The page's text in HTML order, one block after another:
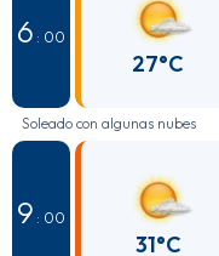
6 : 00
27°C
Soleado con algunas nubes
9 : 00
31°C